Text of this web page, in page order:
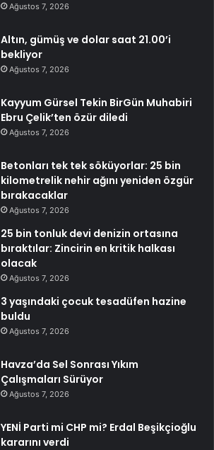
Ağustos 7, 2026
Altın, gümüş ve dolar saat 21.00’i
bekliyor
Ağustos 7, 2026
Kayyum Gürsel Tekin BirGün Muhabiri
Ebru Çelik’ten özür diledi
Ağustos 7, 2026
Betonları tek tek söküyorlar: 25 bin
kilometrelik nehir ağını yeniden özgür
bırakacaklar
Ağustos 7, 2026
25 bin tonluk devi denizin ortasına
bıraktılar: Zincirin en kritik halkası
olacak
Ağustos 7, 2026
3 yaşındaki çocuk tesadüfen hazine
buldu
Ağustos 7, 2026
Havza’da Sel Sonrası Yıkım
Çalışmaları Sürüyor
Ağustos 7, 2026
YENİ Parti mi CHP mi? Erdal Beşikçioğlu
kararını verdi